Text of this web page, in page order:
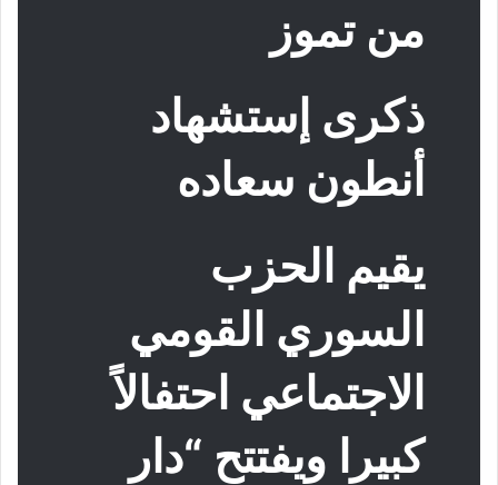
من تموز
ذكرى إستشهاد
أنطون سعاده
يقيم الحزب
السوري القومي
الاجتماعي احتفالاً
كبيرا ويفتتح “دار